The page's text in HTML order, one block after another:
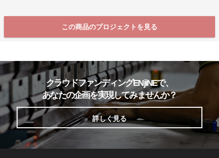
この商品のプロジェクトを見る
クラウドファンディングENjiNEで、
あなたの企画を実現してみませんか？
詳しく見る